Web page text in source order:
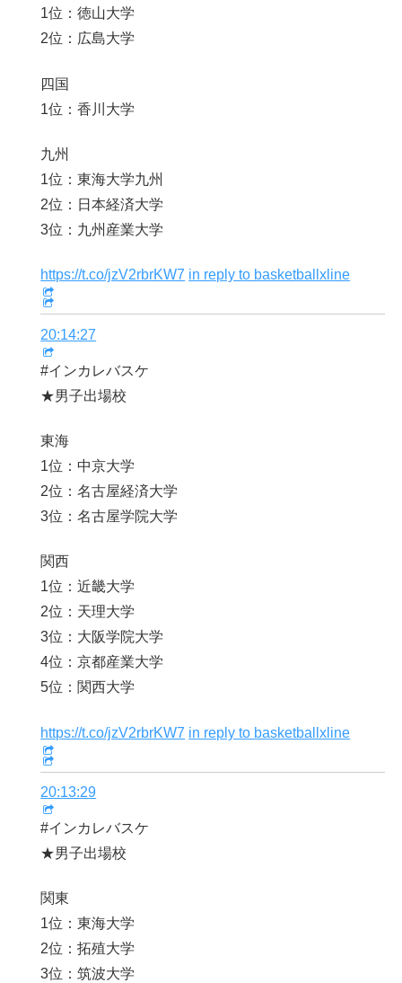
1位：徳山大学
2位：広島大学
四国
1位：香川大学
九州
1位：東海大学九州
2位：日本経済大学
3位：九州産業大学
https://t.co/jzV2rbrKW7 in reply to basketballxline
20:14:27
#インカレバスケ
★男子出場校
東海
1位：中京大学
2位：名古屋経済大学
3位：名古屋学院大学
関西
1位：近畿大学
2位：天理大学
3位：大阪学院大学
4位：京都産業大学
5位：関西大学
https://t.co/jzV2rbrKW7 in reply to basketballxline
20:13:29
#インカレバスケ
★男子出場校
関東
1位：東海大学
2位：拓殖大学
3位：筑波大学